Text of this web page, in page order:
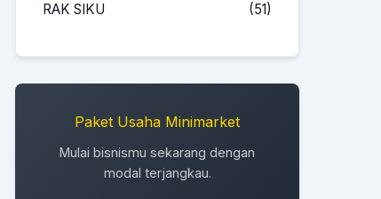
RAK SIKU (51)
Paket Usaha Minimarket
Mulai bisnismu sekarang dengan
modal terjangkau.